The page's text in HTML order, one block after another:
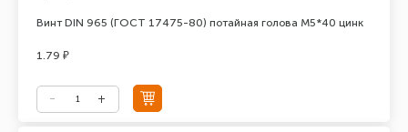
Винт DIN 965 (ГОСТ 17475-80) потайная голова М5*40 цинк
1.79 ₽